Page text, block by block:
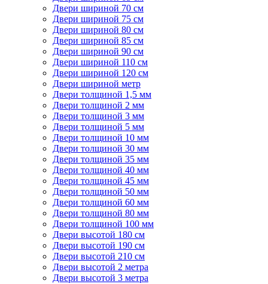
Двери шириной 70 см
Двери шириной 75 см
Двери шириной 80 см
Двери шириной 85 см
Двери шириной 90 см
Двери шириной 110 см
Двери шириной 120 см
Двери шириной метр
Двери толщиной 1,5 мм
Двери толщиной 2 мм
Двери толщиной 3 мм
Двери толщиной 5 мм
Двери толщиной 10 мм
Двери толщиной 30 мм
Двери толщиной 35 мм
Двери толщиной 40 мм
Двери толщиной 45 мм
Двери толщиной 50 мм
Двери толщиной 60 мм
Двери толщиной 80 мм
Двери толщиной 100 мм
Двери высотой 180 см
Двери высотой 190 см
Двери высотой 210 см
Двери высотой 2 метра
Двери высотой 3 метра